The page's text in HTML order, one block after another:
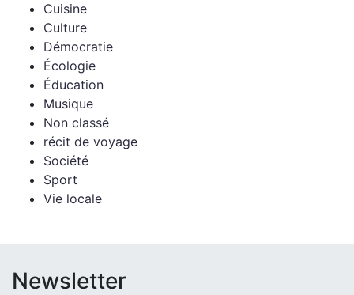
Cuisine
Culture
Démocratie
Écologie
Éducation
Musique
Non classé
récit de voyage
Société
Sport
Vie locale
Newsletter